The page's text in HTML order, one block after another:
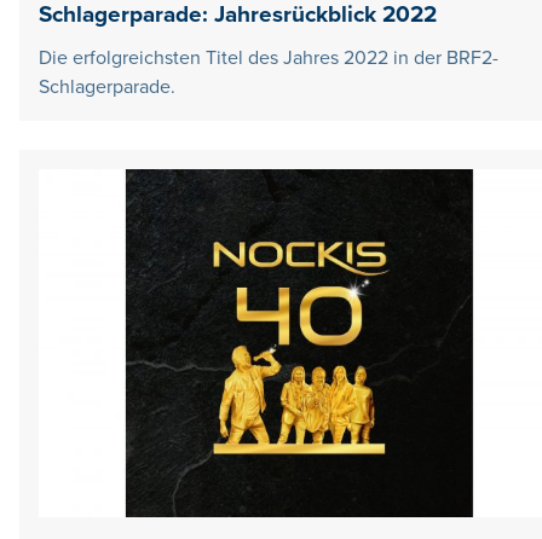
Schlagerparade: Jahresrückblick 2022
Die erfolgreichsten Titel des Jahres 2022 in der BRF2-
Schlagerparade.